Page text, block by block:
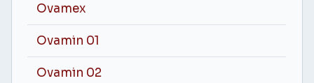
Ovamex
Ovamin 01
Ovamin 02